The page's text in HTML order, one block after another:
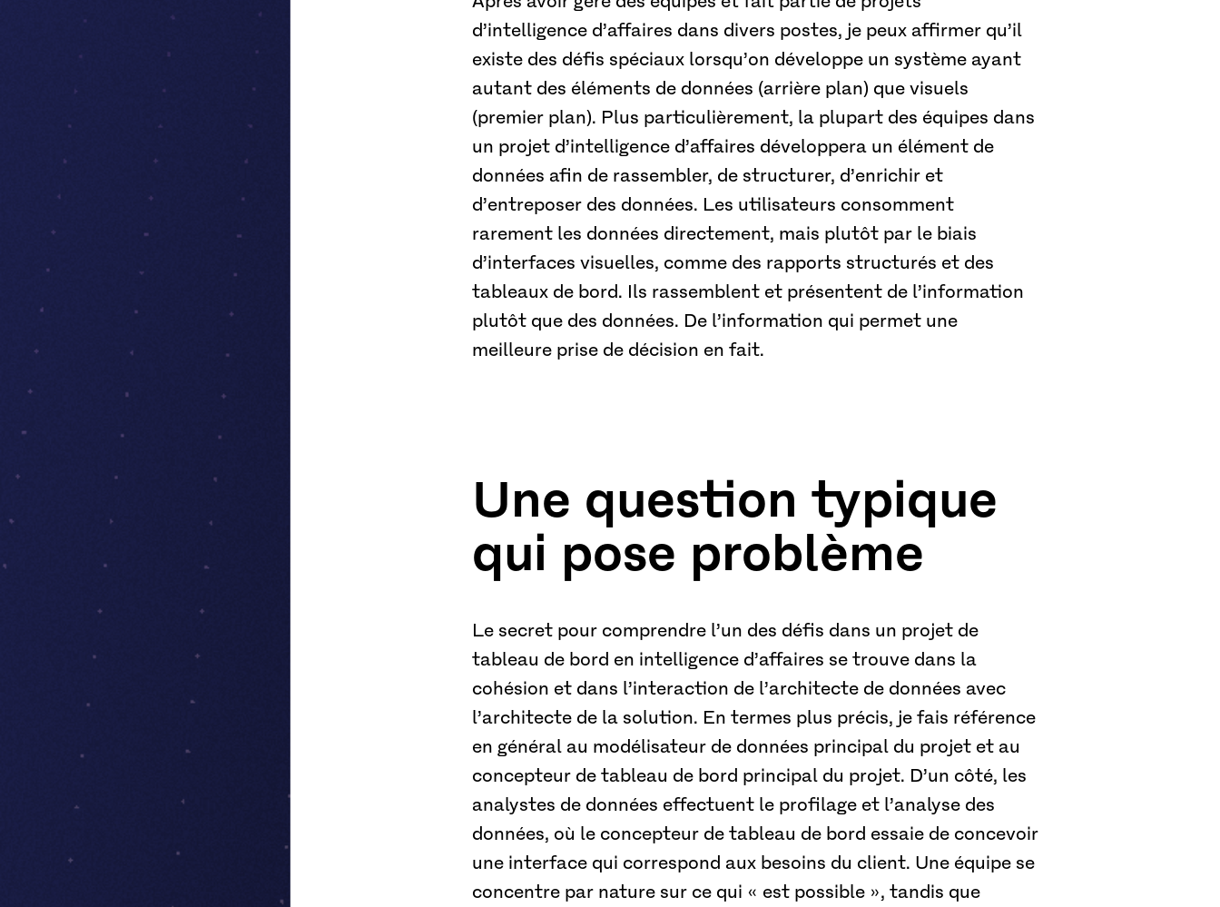
d’intelligence d’affaires dans divers postes, je peux affirmer qu’il
existe des défis spéciaux lorsqu’on développe un système ayant
autant des éléments de données (arrière plan) que visuels
(premier plan). Plus particulièrement, la plupart des équipes dans
un projet d’intelligence d’affaires développera un élément de
données afin de rassembler, de structurer, d’enrichir et
d’entreposer des données. Les utilisateurs consomment
rarement les données directement, mais plutôt par le biais
d’interfaces visuelles, comme des rapports structurés et des
tableaux de bord. Ils rassemblent et présentent de l’information
plutôt que des données. De l’information qui permet une
meilleure prise de décision en fait.
Une question typique
qui pose problème
Le secret pour comprendre l’un des défis dans un projet de
tableau de bord en intelligence d’affaires se trouve dans la
cohésion et dans l’interaction de l’architecte de données avec
l’architecte de la solution. En termes plus précis, je fais référence
en général au modélisateur de données principal du projet et au
concepteur de tableau de bord principal du projet. D’un côté, les
analystes de données effectuent le profilage et l’analyse des
données, où le concepteur de tableau de bord essaie de concevoir
une interface qui correspond aux besoins du client. Une équipe se
concentre par nature sur ce qui « est possible », tandis que